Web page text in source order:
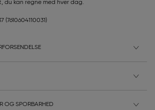
du kan regne med hver dag.
(7610604110031)
OG SPORBARHED